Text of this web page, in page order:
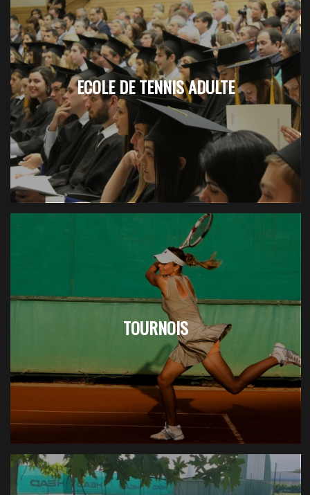
ECOLE DE TENNIS ADULTE
TOURNOIS